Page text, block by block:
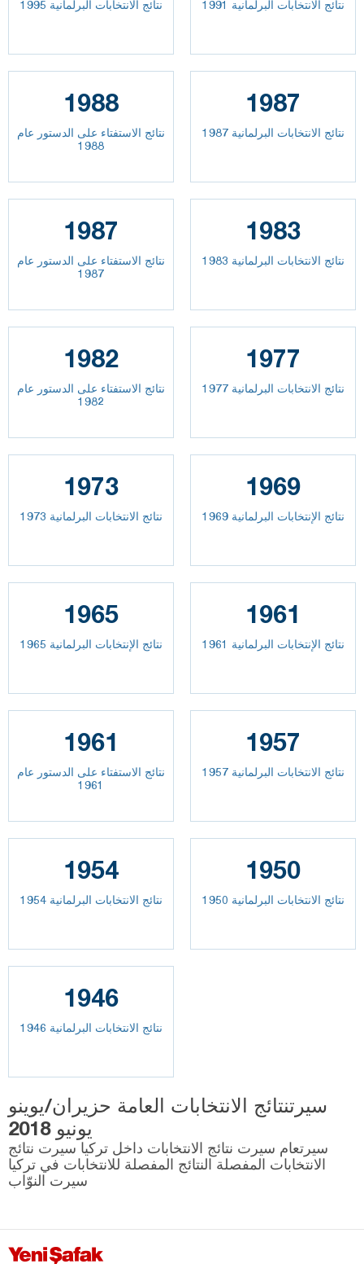
نتائج الانتخابات البرلمانية 1995 نتائج الانتخابات البرلمانية 1991
1988
نتائج الاستفتاء على الدستور عام
1988
1987
نتائج الانتخابات البرلمانية 1987
1987
نتائج الاستفتاء على الدستور عام
1987
1983
نتائج الانتخابات البرلمانية 1983
1982
نتائج الاستفتاء على الدستور عام
1982
1977
نتائج الانتخابات البرلمانية 1977
1973
نتائج الانتخابات البرلمانية 1973
1969
نتائج الإنتخابات البرلمانية 1969
1965
نتائج الإنتخابات البرلمانية 1965
1961
نتائج الإنتخابات البرلمانية 1961
1961
نتائج الاستفتاء على الدستور عام
1961
1957
نتائج الانتخابات البرلمانية 1957
1954
نتائج الانتخابات البرلمانية 1954
1950
نتائج الانتخابات البرلمانية 1950
1946
نتائج الانتخابات البرلمانية 1946
سيرتنتائج الانتخابات العامة حزيران/يوينو
يونيو 2018
سيرتعام سيرت نتائج الانتخابات داخل تركيا سيرت نتائج
الانتخابات المفصلة النتائج المفصلة للانتخابات في تركيا
سيرت النوّاب